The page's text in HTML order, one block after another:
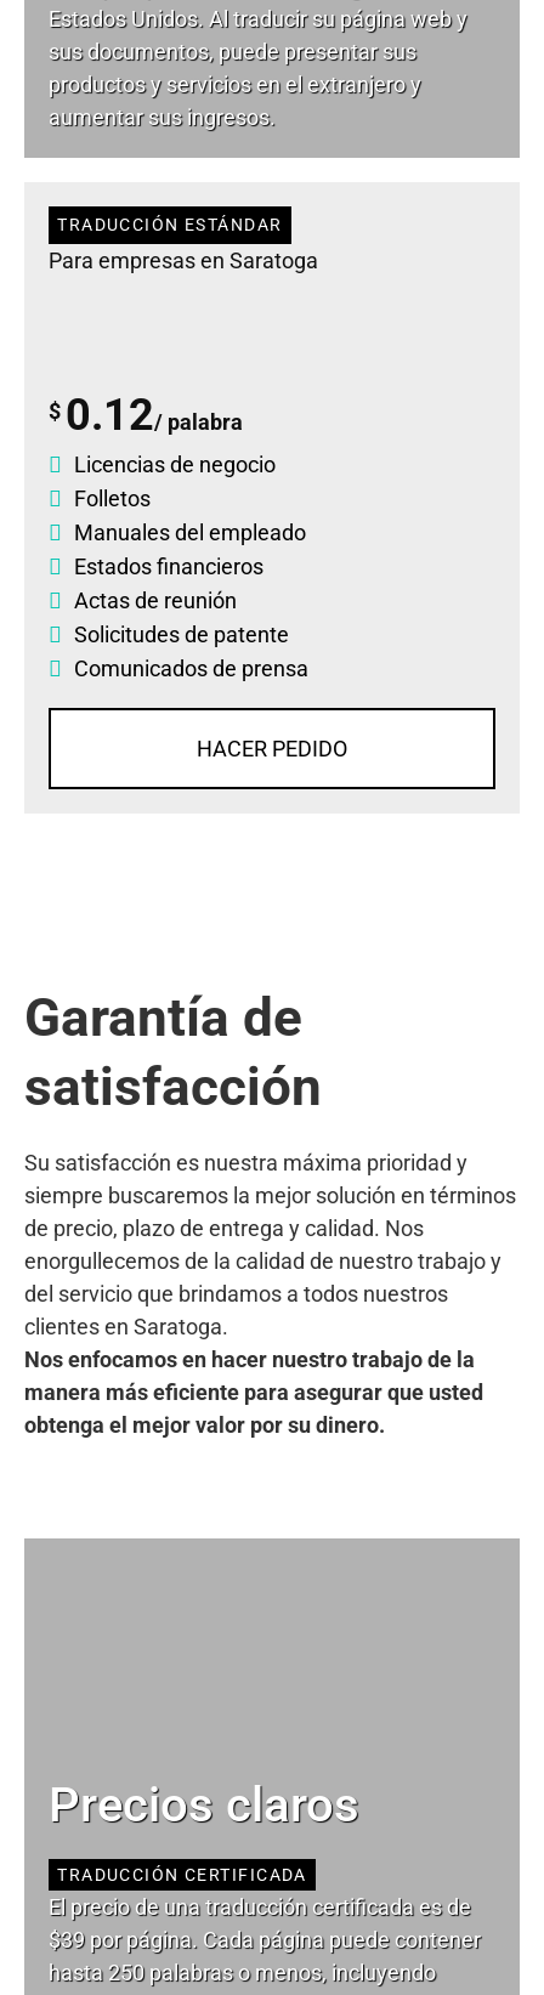
Estados Unidos. Al traducir su página web y
sus documentos, puede presentar sus
productos y servicios en el extranjero y
aumentar sus ingresos.
TRADUCCIÓN ESTÁNDAR
Para empresas en Saratoga
$ 0.12/ palabra
Licencias de negocio
Folletos
Manuales del empleado
Estados financieros
Actas de reunión
Solicitudes de patente
Comunicados de prensa
HACER PEDIDO
Garantía de
satisfacción
Su satisfacción es nuestra máxima prioridad y
siempre buscaremos la mejor solución en términos
de precio, plazo de entrega y calidad. Nos
enorgullecemos de la calidad de nuestro trabajo y
del servicio que brindamos a todos nuestros
clientes en Saratoga.
Nos enfocamos en hacer nuestro trabajo de la
manera más eficiente para asegurar que usted
obtenga el mejor valor por su dinero.
Precios claros
TRADUCCIÓN CERTIFICADA
El precio de una traducción certificada es de
$39 por página. Cada página puede contener
hasta 250 palabras o menos, incluyendo